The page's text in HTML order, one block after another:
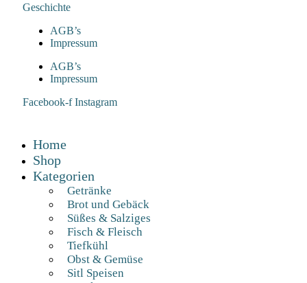
Geschichte
AGB’s
Impressum
AGB’s
Impressum
Facebook-f Instagram
Home
Shop
Kategorien
Getränke
Brot und Gebäck
Süßes & Salziges
Fisch & Fleisch
Tiefkühl
Obst & Gemüse
Sitl Speisen